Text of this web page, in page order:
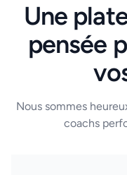
Une
pensée
Nous sommes
coachs